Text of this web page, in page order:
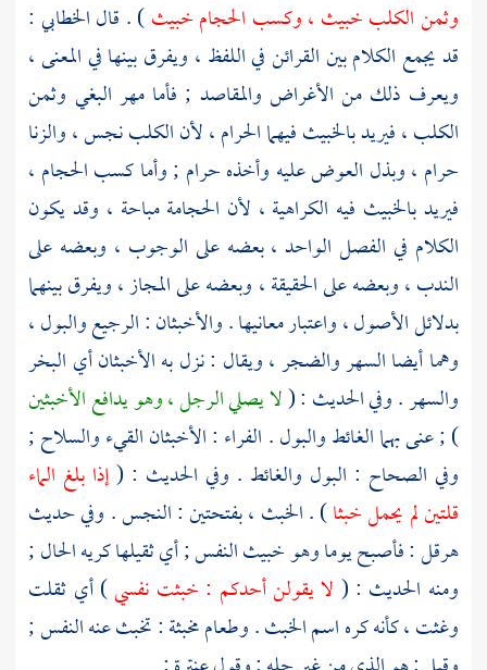
وثمن الكلب خبيث ، وكسب الحجام خبيث) . قالالخطابي :
قد يجمع الكلام بين القرائن في اللفظ ، ويفرق بينها في المعنى ،
ويعرف ذلك من الأغراض والمقاصد ; فأما مهر البغي وثمن
الكلب ، فيريد بالخبيث فيهما الحرام ، لأن الكلب نجس ، والزنا
حرام ، وبذل العوض عليه وأخذه حرام ; وأما كسب الحجام ،
فيريد بالخبيث فيه الكراهية ، لأن الحجامة مباحة ، وقد يكون
الكلام في الفصل الواحد ، بعضه على الوجوب ، وبعضه على
الندب ، وبعضه على الحقيقة ، وبعضه على المجاز ، ويفرق بينهما
بدلائل الأصول ، واعتبار معانيها . والأخبثان : الرجيع والبول ،
وهما أيضا السهر والضجر ، ويقال : نزل به الأخبثان أي البخر
والسهر . وفي الحديث : (لا يصلي الرجل ، وهو يدافع الأخبثين
) ; عنى بهما الغائط والبول . الفراء : الأخبثان القيء والسلاح ;
وفي الصحاح : البول والغائط . وفي الحديث : (إذا بلغ الماء
قلتين لم يحمل خبثا) . الخبث ، بفتحتين : النجس . وفي حديث
هرقل: فأصبح يوما وهو خبيث النفس ; أي ثقيلها كريه الحال ;
ومنه الحديث : ( لا يقولن أحدكم : خبثت نفسي) أي ثقلت
وغثت ، كأنه كره اسم الخبث . وطعام مخبثة : تخبث عنه النفس ;